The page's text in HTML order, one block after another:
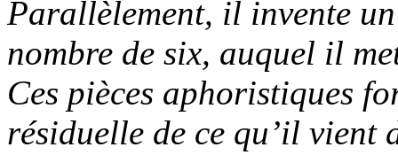
Parallèlement, il invente
nombre de six, auquel il
Ces pièces aphoristiques
résiduelle de ce qu’il vient